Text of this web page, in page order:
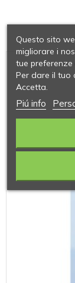
Questo sito
migliorare i
tue
Per dare il tuo
Accetta.
Piú info